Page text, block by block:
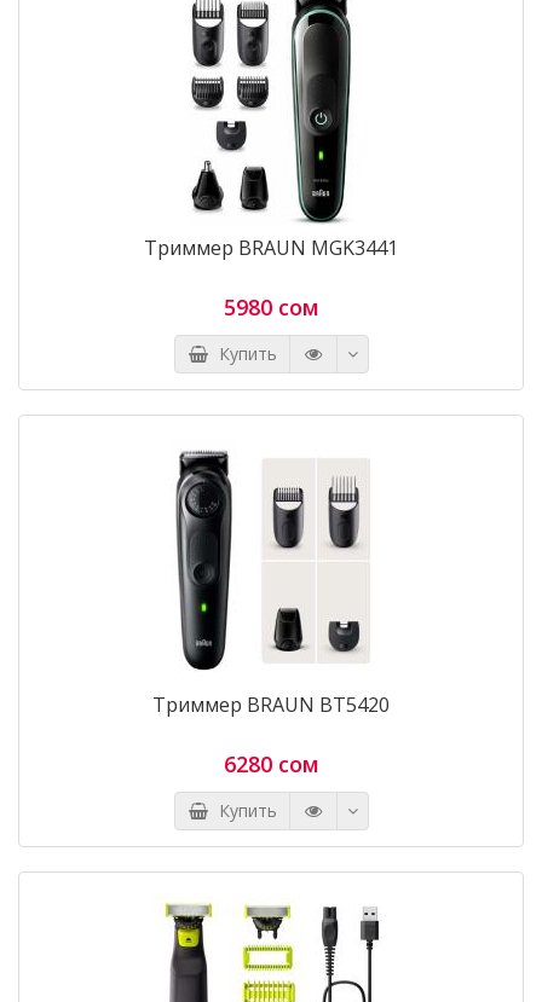
Триммер BRAUN MGK3441
5980 сом
Купить
Триммер BRAUN BT5420
6280 сом
Купить